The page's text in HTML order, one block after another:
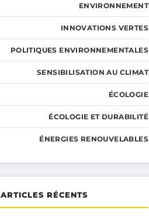
ENVIRONNEMENT
INNOVATIONS VERTES
POLITIQUES ENVIRONNEMENTALES
SENSIBILISATION AU CLIMAT
ÉCOLOGIE
ÉCOLOGIE ET DURABILITÉ
ÉNERGIES RENOUVELABLES
ARTICLES RÉCENTS